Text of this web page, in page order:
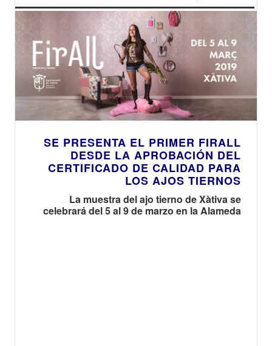
SE PRESENTA EL PRIMER FIRALL
DESDE LA APROBACIÓN DEL
CERTIFICADO DE CALIDAD PARA
LOS AJOS TIERNOS
La muestra del ajo tierno de Xàtiva se
celebrará del 5 al 9 de marzo en la Alameda